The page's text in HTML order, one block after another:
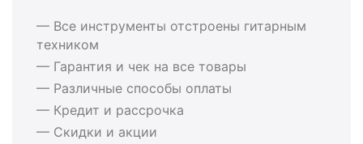
— Все инструменты отстроены гитарным
техником
— Гарантия и чек на все товары
— Различные способы оплаты
— Кредит и рассрочка
— Скидки и акции